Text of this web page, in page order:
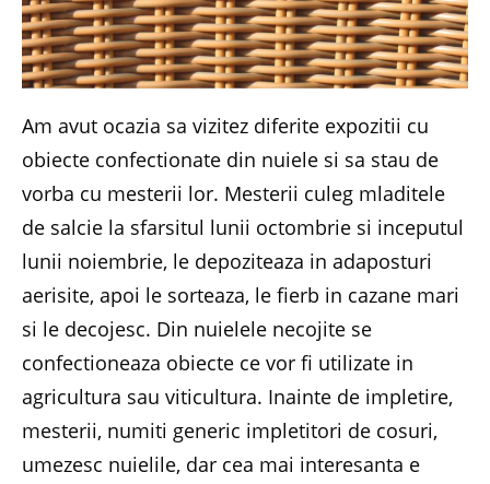
Am avut ocazia sa vizitez diferite expozitii cu
obiecte confectionate din nuiele si sa stau de
vorba cu mesterii lor. Mesterii culeg mladitele
de salcie la sfarsitul lunii octombrie si inceputul
lunii noiembrie, le depoziteaza in adaposturi
aerisite, apoi le sorteaza, le fierb in cazane mari
si le decojesc. Din nuielele necojite se
confectioneaza obiecte ce vor fi utilizate in
agricultura sau viticultura. Inainte de impletire,
mesterii, numiti generic impletitori de cosuri,
umezesc nuielile, dar cea mai interesanta e